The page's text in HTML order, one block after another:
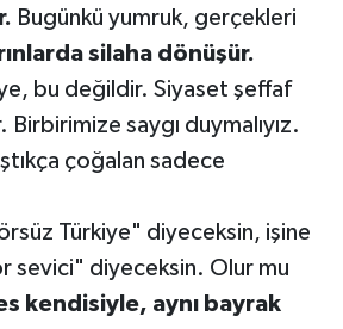
Bugünkü yumruk, gerçekleri
silaha dönüşür.
bu değildir. Siyaset şeffaf
Birbirimize saygı duymalıyız.
çoğalan sadece
Türkiye" diyeceksin, işine
sevici" diyeceksin. Olur mu
kendisiyle, aynı bayrak